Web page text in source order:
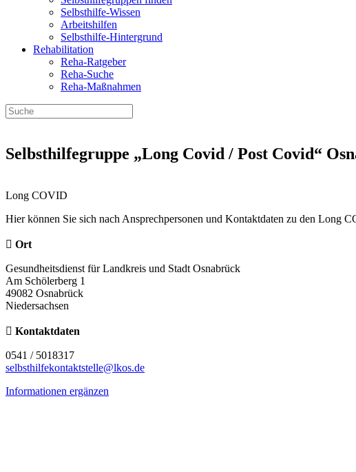
Selbsthilfe-Wissen
Arbeitshilfen
Selbsthilfe-Hintergrund
Rehabilitation
Reha-Ratgeber
Reha-Suche
Reha-Maßnahmen
Selbsthilfegruppe „Long Covid / Post Covid“
Long COVID
Hier können Sie sich nach Ansprechpersonen und Kontaktdaten zu den Long
Ort
Gesundheitsdienst für Landkreis und Stadt Osnabrück
Am Schölerberg 1
49082 Osnabrück
Niedersachsen
Kontaktdaten
0541 / 5018317
selbsthilfekontaktstelle@lkos.de
Informationen ergänzen